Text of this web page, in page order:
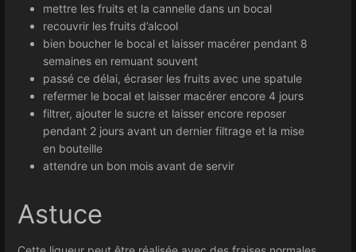
mettre les fruits et la cannelle dans un bocal
recouvrir les fruits d’alcool
bien boucher le bocal et laisser macérer pendant 8
semaines en remuant souvent
passé ce délai, écraser les fruits avec une spatule
refermer le bocal et laisser macérer encore 4 jours
filtrer, ajouter le sucre et laisser encore reposer
pendant 2 jours avant un dernier filtrage et la mise
en bouteille
attendre un bon mois avant de servir
Astuce